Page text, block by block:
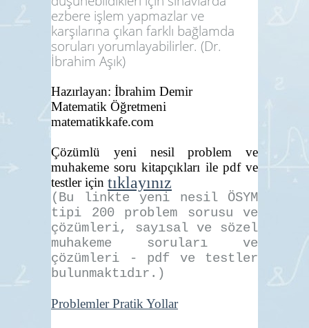
ezbere işlem yapmazlar ve
karşılarına çıkan farklı bağlamda
soruları yorumlayabilirler. (Dr.
İbrahim Aşık)
Hazırlayan: İbrahim Demir
Matematik Öğretmeni
matematikkafe.com
Çözümlü yeni nesil problem ve
muhakeme soru kitapçıkları ile pdf ve
testler için tıklayınız
(Bu linkte yeni nesil ÖSYM
tipi 200 problem sorusu ve
çözümleri, sayısal ve sözel
muhakeme soruları ve
çözümleri - pdf ve testler
bulunmaktıdır.)
Problemler Pratik Yollar